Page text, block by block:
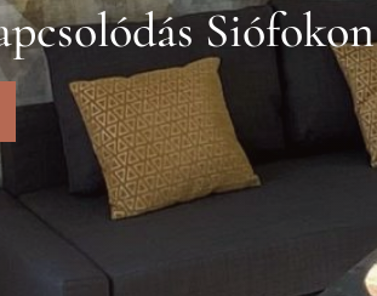
Siófokon